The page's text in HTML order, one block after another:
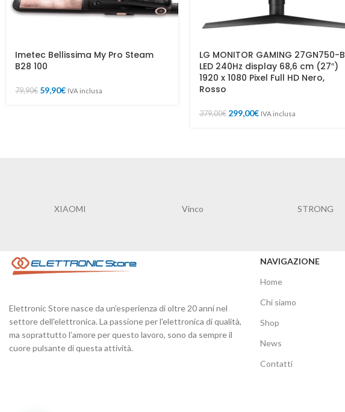
Imetec Bellissima My Pro Steam
B28 100
79,90€ 59,90€ IVA inclusa
LG MONITOR GAMING 27GN750-B
LED 240Hz display 68,6 cm (27″)
1920 x 1080 Pixel Full HD Nero,
Rosso
379,00€ 299,00€ IVA inclusa
XIAOMI Vinco STRONG
Elettronic Store nasce da un’esperienza di oltre 20 anni nel
settore dell'elettronica. La passione per l'elettronica di qualità,
ma soprattutto l’amore per questo lavoro, sono da sempre il
cuore pulsante di questa attività.
NAVIGAZIONE
Home
Chi siamo
Shop
News
Contatti